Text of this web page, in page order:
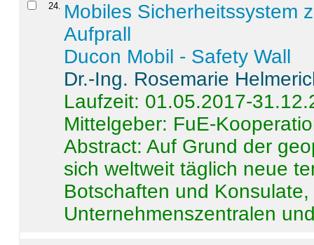
24. Mobiles Sicherheitssystem
Aufprall
Ducon Mobil - Safety Wall
Dr.-Ing. Rosemarie
Laufzeit: 01.05.2017-
Mittelgeber: FuE-
Abstract:Auf Grund der
sich weltweit täglich neue
Botschaften und
Unternehmenszentralen